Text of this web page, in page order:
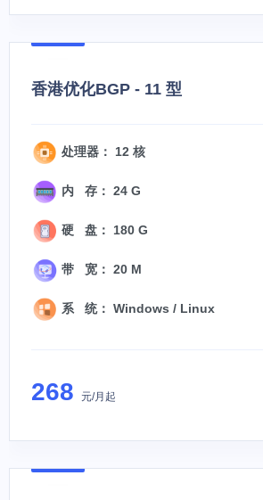
香港优化BGP - 11 型
处理器： 12 核
内 存： 24 G
硬 盘： 180 G
带 宽： 20 M
系 统： Windows / Linux
268 元/月起